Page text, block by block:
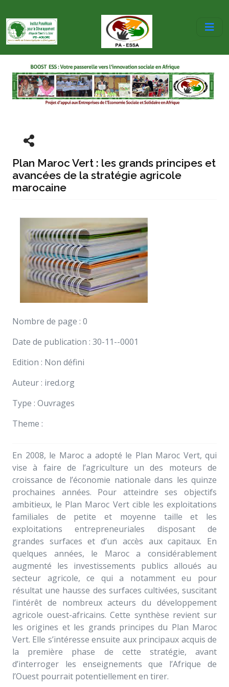
Plan Maroc Vert : les grands principes et
avancées de la stratégie agricole
marocaine
Nombre de page : 0
Date de publication : 30-11--0001
Edition : Non défini
Auteur : ired.org
Type : Ouvrages
Theme :
En 2008, le Maroc a adopté le Plan Maroc Vert, qui
vise à faire de l’agriculture un des moteurs de
croissance de l’économie nationale dans les quinze
prochaines années. Pour atteindre ses objectifs
ambitieux, le Plan Maroc Vert cible les exploitations
familiales de petite et moyenne taille et les
exploitations entrepreneuriales disposant de
grandes surfaces et d’un accès aux capitaux. En
quelques années, le Maroc a considérablement
augmenté les investissements publics alloués au
secteur agricole, ce qui a notamment eu pour
résultat une hausse des surfaces cultivées, suscitant
l’intérêt de nombreux acteurs du développement
agricole ouest-africains. Cette synthèse revient sur
les origines et les grands principes du Plan Maroc
Vert. Elle s’intéresse ensuite aux principaux acquis de
la première phase de cette stratégie, avant
d’interroger les enseignements que l’Afrique de
l’Ouest pourrait potentiellement en tirer.